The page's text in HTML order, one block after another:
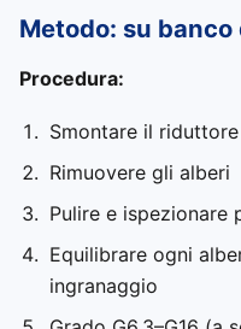
Metodo: su
Procedura:
Smontare il riduttore
Rimuovere gli alberi
Pulire e ispezionare
Equilibrare ogni
ingranaggio